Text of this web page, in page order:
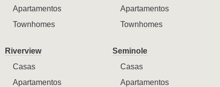
Apartamentos
Townhomes
Apartamentos
Townhomes
Riverview
Casas
Apartamentos
Seminole
Casas
Apartamentos